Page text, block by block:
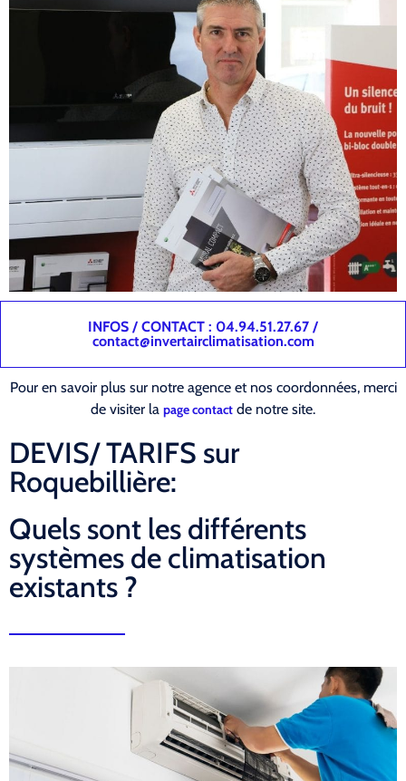
INFOS / CONTACT : 04.94.51.27.67 /
contact@invertairclimatisation.com
Pour en savoir plus sur notre agence et nos coordonnées, merci
de visiter la page contact de notre site.
DEVIS/ TARIFS sur
Roquebillière:
Quels sont les différents
systèmes de climatisation
existants ?